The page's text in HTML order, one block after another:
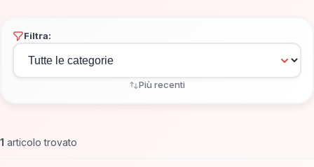
Filtra:
Più recenti
1 articolo trovato